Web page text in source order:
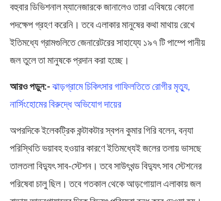
বহুবার ডিভিশনাল ম্যানেজারকে জানালেও তারা এবিষয়ে কোনো
পদক্ষেপ গ্রহণ করেনি। তবে এলাকার মানুষের কথা মাথায় রেখে
ইতিমধ্যে গ্রামগুলিতে জেনারেটরের সাহায্যে ১৯৭ টি পাম্পে পানীয়
জল তুলে তা মানুষকে প্রদান করা হচ্ছে।
আরও পড়ুন:- ঝাড়গ্রামে চিকিৎসার গাফিলতিতে রোগীর মৃত্যু,
নার্সিংহোমের বিরুদ্ধে অভিযোগ দায়ের
অপরদিকে ইলেকট্রিক কন্টাকটার স্বপন কুমার গিরি বলেন, বন‍্যা
পরিস্থিতি ভয়াবহ হওয়ার কারণে ইতিমধ্যেই জলের তলায় ভাসছে
তালতলা বিদ্যুৎ সাব-স্টেশন। তবে সাউৎখন্ড বিদ্যুৎ সাব স্টেশনের
পরিষেবা চালু ছিল। তবে গতকাল থেকে আড়গোয়াল এলাকায় জল